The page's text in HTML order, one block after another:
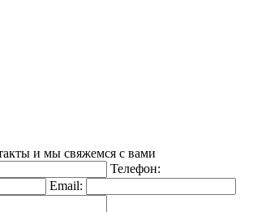
и мы свяжемся с вами
Телефон:
Email: